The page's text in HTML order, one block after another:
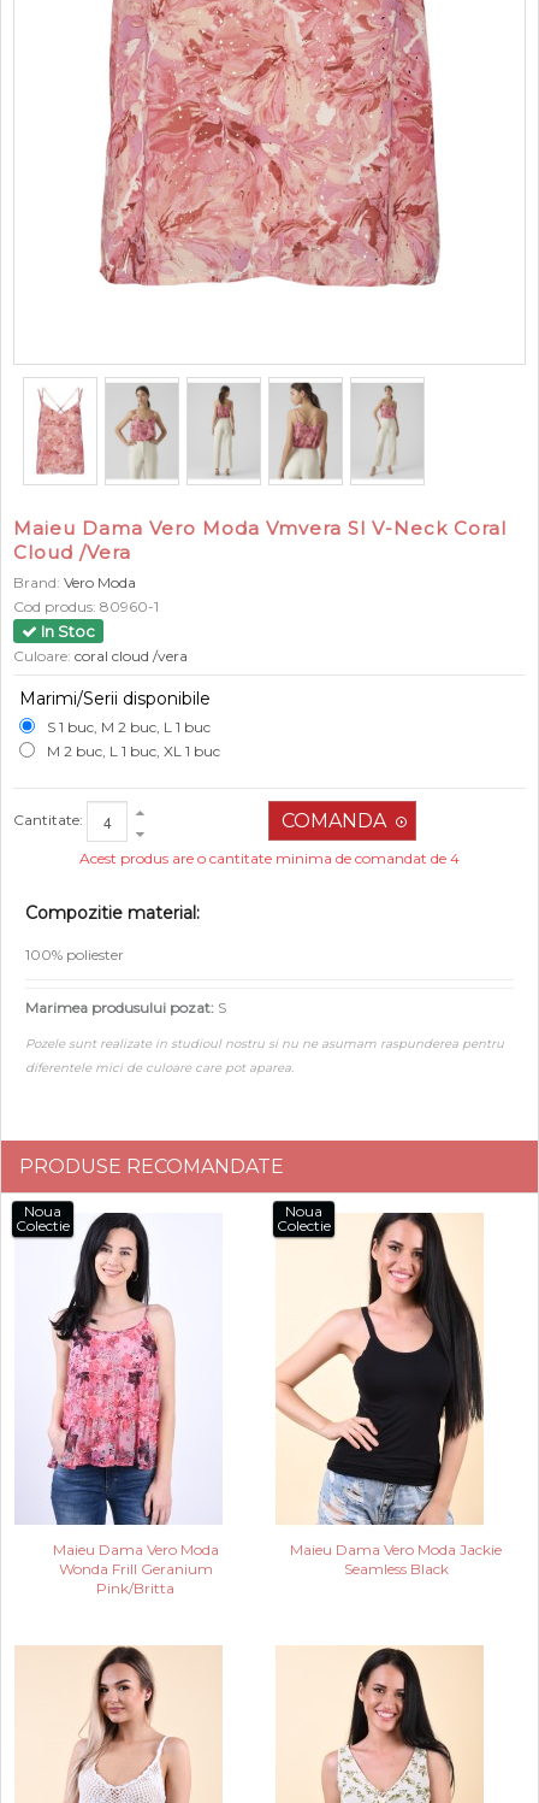
Maieu Dama Vero Moda Vmvera Sl V-Neck Coral
Cloud /Vera
Brand: Vero Moda
Cod produs: 80960-1
In Stoc
Culoare: coral cloud /vera
Marimi/Serii disponibile
S 1 buc, M 2 buc, L 1 buc
M 2 buc, L 1 buc, XL 1 buc
Cantitate:
Acest produs are o cantitate minima de comandat de 4
Compozitie material:
100% poliester
Marimea produsului pozat: S
Pozele sunt realizate in studioul nostru si nu ne asumam raspunderea pentru
diferentele mici de culoare care pot aparea.
PRODUSE RECOMANDATE
Noua
Colectie
Maieu Dama Vero Moda
Wonda Frill Geranium
Pink/Britta
Noua
Colectie
Maieu Dama Vero Moda Jackie
Seamless Black